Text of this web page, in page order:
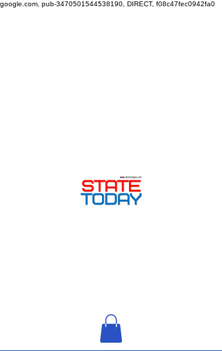
google.com, pub-3470501544538190, DIRECT, f08c47fec0942fa0